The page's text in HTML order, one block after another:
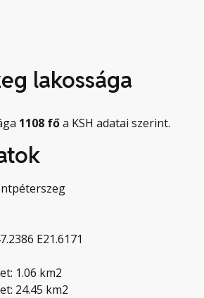
lakossága
1108 főa KSH adatai szerint.
E21.6171
1.06 km2
24.45 km2